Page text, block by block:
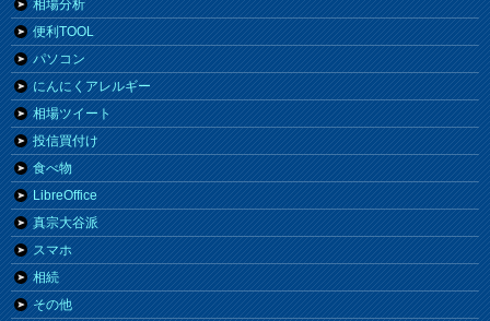
相場分析
便利TOOL
パソコン
にんにくアレルギー
相場ツイート
投信買付け
食べ物
LibreOffice
真宗大谷派
スマホ
相続
その他